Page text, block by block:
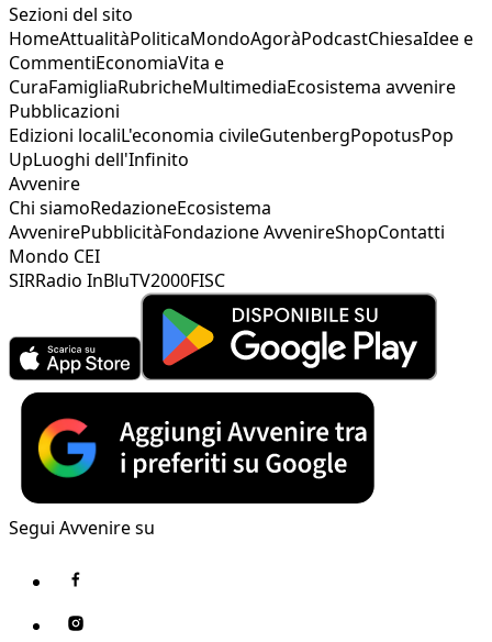
Sezioni del sito
HomeAttualitàPoliticaMondoAgoràPodcastChiesaIdee e
CommentiEconomiaVita e
CuraFamigliaRubricheMultimediaEcosistema avvenire
Pubblicazioni
Edizioni localiL'economia civileGutenbergPopotusPop
UpLuoghi dell'Infinito
Avvenire
Chi siamoRedazioneEcosistema
AvvenirePubblicitàFondazione AvvenireShopContatti
Mondo CEI
SIRRadio InBluTV2000FISC
Segui Avvenire su